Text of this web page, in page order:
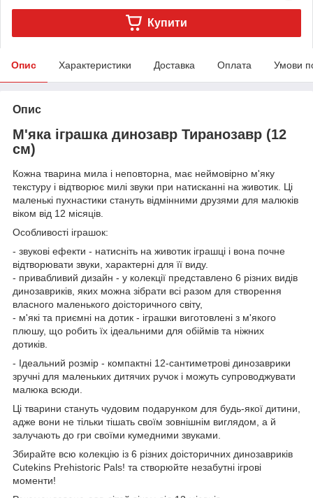
Купити
Опис Характеристики Доставка Оплата Умови
Опис
М'яка іграшка динозавр Тиранозавр (12
см)
Кожна тварина мила і неповторна, має неймовірно м'яку
текстуру і відтворює милі звуки при натисканні на животик. Ці
маленькі пухнастики стануть відмінними друзями для малюків
віком від 12 місяців.
Особливості іграшок:
- звукові ефекти - натисніть на животик іграшці і вона почне
відтворювати звуки, характерні для її виду.
- привабливий дизайн - у колекції представлено 6 різних видів
динозавриків, яких можна зібрати всі разом для створення
власного маленького доісторичного світу,
- м'які та приємні на дотик - іграшки виготовлені з м'якого
плюшу, що робить їх ідеальними для обіймів та ніжних
дотиків.
- Ідеальний розмір - компактні 12-сантиметрові динозаврики
зручні для маленьких дитячих ручок і можуть супроводжувати
малюка всюди.
Ці тварини стануть чудовим подарунком для будь-якої дитини,
адже вони не тільки тішать своїм зовнішнім виглядом, а й
залучають до гри своїми кумедними звуками.
Збирайте всю колекцію із 6 різних доісторичних динозавриків
Cutekins Prehistoric Pals! та створюйте незабутні ігрові
моменти!